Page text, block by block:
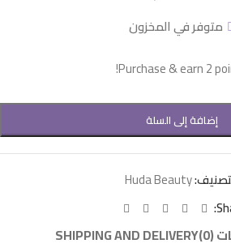
متوفر في المخزون
Purchase & earn 2
إضافة إلى السلة
Huda Beauty
(0)
SHIPPING AND DELIVERY